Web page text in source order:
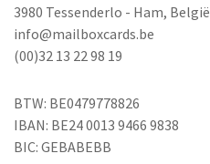
3980 Tessenderlo - Ham, België
info@mailboxcards.be
(00)32 13 22 98 19
BTW: BE0479778826
IBAN: BE24 0013 9466 9838
BIC: GEBABEBB